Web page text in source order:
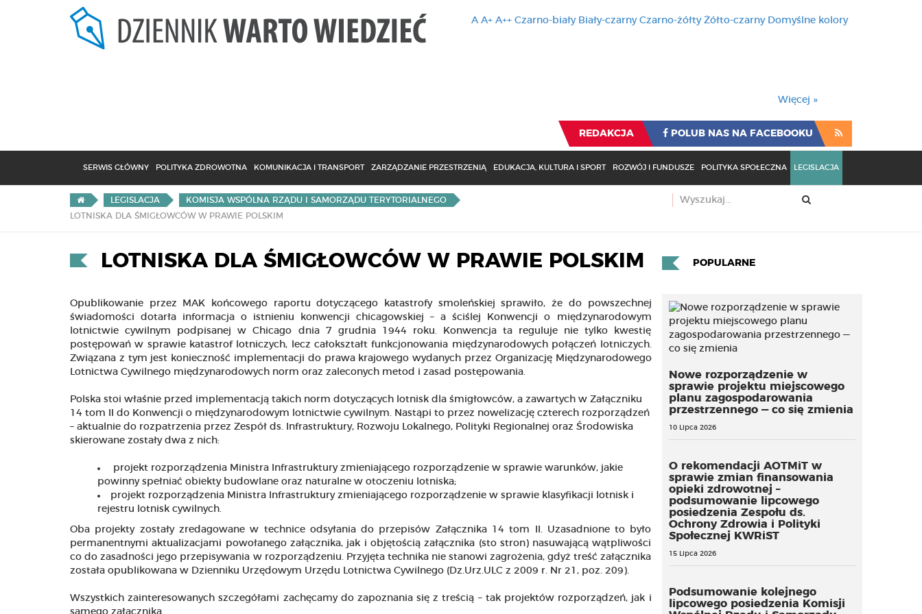
A A+ A++ Czarno-biały Biały-czarny Czarno-żółty Żółto-czarny Domyślne kolory
Więcej »
REDAKCJA POLUB NAS NA FACEBOOKU
SERWIS GŁÓWNY POLITYKA ZDROWOTNA KOMUNIKACJA I TRANSPORT ZARZĄDZANIE PRZESTRZENIĄ EDUKACJA, KULTURA I SPORT ROZWÓJ I FUNDUSZE POLITYKA SPOŁECZNA LEGISLACJA
LEGISLACJA
KOMISJA WSPÓLNA RZĄDU I SAMORZĄDU TERYTORIALNEGO
LOTNISKA DLA ŚMIGŁOWCÓW W PRAWIE POLSKIM
LOTNISKA DLA ŚMIGŁOWCÓW W PRAWIE POLSKIM
Opublikowanie przez MAK końcowego raportu dotyczącego katastrofy smoleńskiej sprawiło, że do powszechnej
świadomości dotarła informacja o istnieniu konwencji chicagowskiej – a ściślej Konwencji o międzynarodowym
lotnictwie cywilnym podpisanej w Chicago dnia 7 grudnia 1944 roku. Konwencja ta reguluje nie tylko kwestię
postępowań w sprawie katastrof lotniczych, lecz całokształt funkcjonowania międzynarodowych połączeń lotniczych.
Związana z tym jest konieczność implementacji do prawa krajowego wydanych przez Organizację Międzynarodowego
Lotnictwa Cywilnego międzynarodowych norm oraz zaleconych metod i zasad postępowania.
Polska stoi właśnie przed implementacją takich norm dotyczących lotnisk dla śmigłowców, a zawartych w Załączniku
14 tom II do Konwencji o międzynarodowym lotnictwie cywilnym. Nastąpi to przez nowelizację czterech rozporządzeń
– aktualnie do rozpatrzenia przez Zespół ds. Infrastruktury, Rozwoju Lokalnego, Polityki Regionalnej oraz Środowiska
skierowane zostały dwa z nich:
projekt rozporządzenia Ministra Infrastruktury zmieniającego rozporządzenie w sprawie warunków, jakie
powinny spełniać obiekty budowlane oraz naturalne w otoczeniu lotniska;
projekt rozporządzenia Ministra Infrastruktury zmieniającego rozporządzenie w sprawie klasyfikacji lotnisk i
rejestru lotnisk cywilnych.
Oba projekty zostały zredagowane w technice odsyłania do przepisów Załącznika 14 tom II. Uzasadnione to było
permanentnymi aktualizacjami powołanego załącznika, jak i objętością załącznika (sto stron) nasuwającą wątpliwości
co do zasadności jego przepisywania w rozporządzeniu. Przyjęta technika nie stanowi zagrożenia, gdyż treść załącznika
została opublikowana w Dzienniku Urzędowym Urzędu Lotnictwa Cywilnego (Dz.Urz.ULC z 2009 r. Nr 21, poz. 209).
Wszystkich zainteresowanych szczegółami zachęcamy do zapoznania się z treścią – tak projektów rozporządzeń, jak i
POPULARNE
Nowe rozporządzenie w
sprawie projektu miejscowego
planu zagospodarowania
przestrzennego — co się zmienia
10 Lipca 2026
O rekomendacji AOTMiT w
sprawie zmian finansowania
opieki zdrowotnej –
podsumowanie lipcowego
posiedzenia Zespołu ds.
Ochrony Zdrowia i Polityki
Społecznej KWRiST
15 Lipca 2026
Podsumowanie kolejnego
lipcowego posiedzenia Komisji